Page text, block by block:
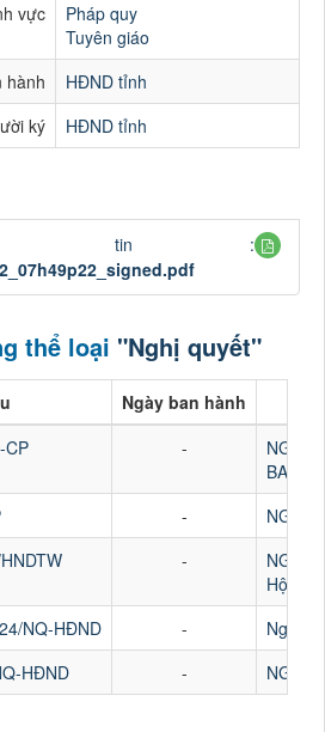
vực
Pháp quy
Tuyên giáo
hành
HĐND tỉnh
ký
HĐND tỉnh
tin :
thể loại "Nghị quyết"
Ngày ban hành
CP
-
NGHỊ
BAN
-
NGHỊ
-
NGHỊ
Hội
NQ-HĐND
-
Nghị
HĐND
- NGHỊ